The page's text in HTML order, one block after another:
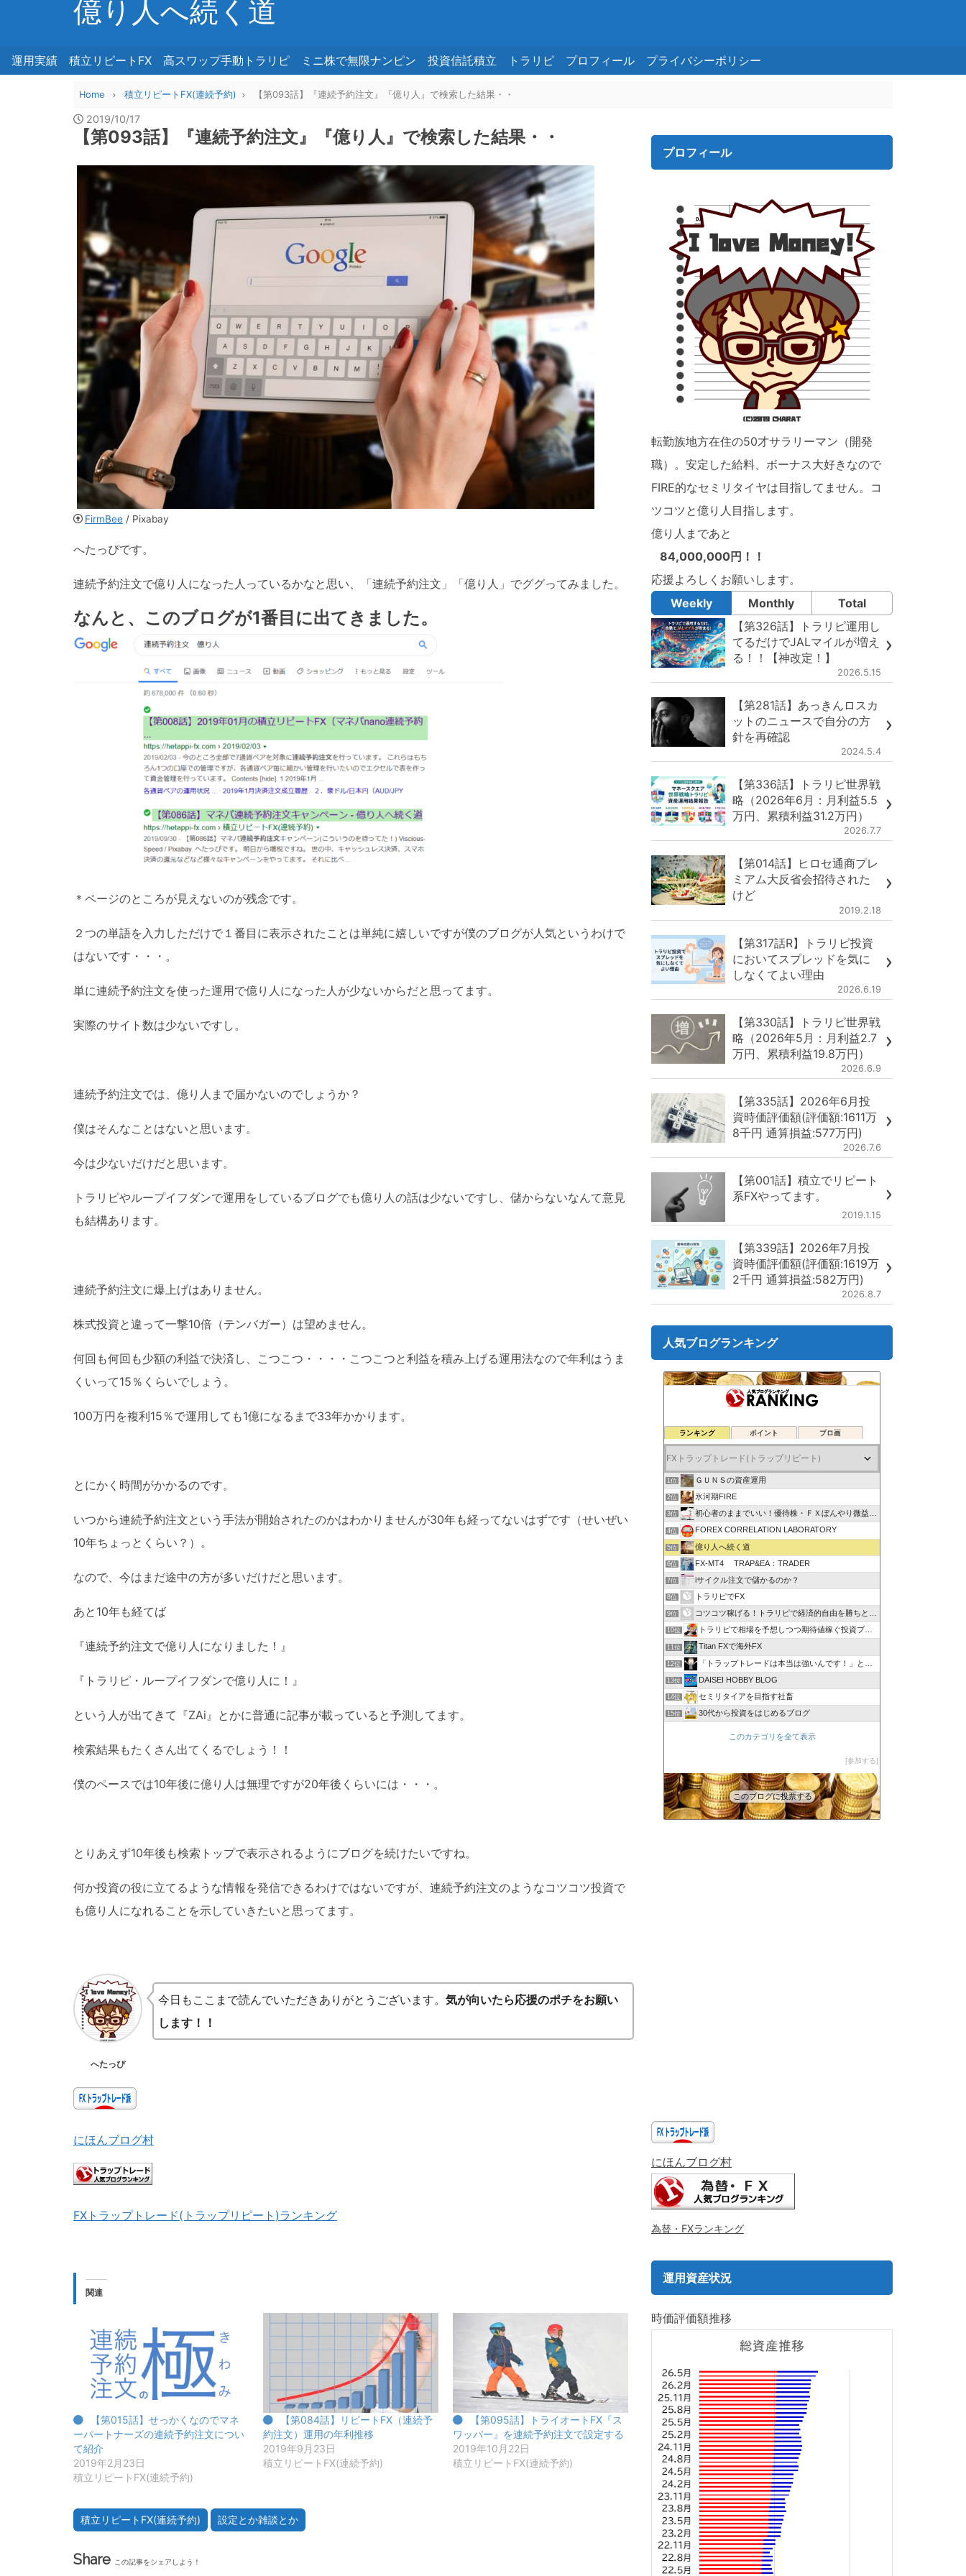
億り人へ続く道
運用実績 積立リピートFX 高スワップ手動トラリピ ミニ株で無限ナンピン 投資信託積立 トラリピ プロフィール プライバシーポリシー
Home 積立リピートFX(連続予約) 【第093話】『連続予約注文』『億り人』で検索した結果・・
2019/10/17
【第093話】『連続予約注文』『億り人』で検索した結果・・
FirmBee / Pixabay
へたっぴです。
連続予約注文で億り人になった人っているかなと思い、「連続予約注文」「億り人」でググってみました。
なんと、このブログが1番目に出てきました。
＊ページのところが見えないのが残念です。
２つの単語を入力しただけで１番目に表示されたことは単純に嬉しいですが僕のブログが人気というわけで
はないです・・・。
単に連続予約注文を使った運用で億り人になった人が少ないからだと思ってます。
実際のサイト数は少ないですし。
連続予約注文では、億り人まで届かないのでしょうか？
僕はそんなことはないと思います。
今は少ないだけだと思います。
トラリピやループイフダンで運用をしているブログでも億り人の話は少ないですし、儲からないなんて意見
も結構あります。
連続予約注文に爆上げはありません。
株式投資と違って一撃10倍（テンバガー）は望めません。
何回も何回も少額の利益で決済し、こつこつ・・・・こつこつと利益を積み上げる運用法なので年利はうま
くいって15％くらいでしょう。
100万円を複利15％で運用しても1億になるまで33年かかります。
とにかく時間がかかるのです。
いつから連続予約注文という手法が開始されたのかはわかりませんが30年も経ってないはずです（せいぜい
10年ちょっとくらい？）。
なので、今はまだ途中の方が多いだけだと思います。
あと10年も経てば
『連続予約注文で億り人になりました！』
『トラリピ・ループイフダンで億り人に！』
という人が出てきて『ZAi』とかに普通に記事が載っていると予測してます。
検索結果もたくさん出てくるでしょう！！
僕のペースでは10年後に億り人は無理ですが20年後くらいには・・・。
とりあえず10年後も検索トップで表示されるようにブログを続けたいですね。
何か投資の役に立てるような情報を発信できるわけではないですが、連続予約注文のようなコツコツ投資で
も億り人になれることを示していきたいと思ってます。
へたっぴ
今日もここまで読んでいただきありがとうございます。 気が向いたら応援のポチをお願い
します！！
にほんブログ村
FXトラップトレード(トラップリピート)ランキング
関連
【第015話】せっかくなのでマネ
ーパートナーズの連続予約注文につい
て紹介
2019年2月23日
積立リピートFX(連続予約)
【第084話】リピートFX（連続予
約注文）運用の年利推移
2019年9月23日
積立リピートFX(連続予約)
【第095話】トライオートFX『ス
ワッパー』を連続予約注文で設定する
2019年10月22日
積立リピートFX(連続予約)
積立リピートFX(連続予約) 設定とか雑談とか
Share この記事をシェアしよう！
プロフィール
転勤族地方在住の50才サラリーマン（開発
職）。安定した給料、ボーナス大好きなので
FIRE的なセミリタイヤは目指してません。コ
ツコツと億り人目指します。
億り人まであと
84,000,000円！！
応援よろしくお願いします。
Weekly
Monthly
Total
【第326話】トラリピ運用し
てるだけでJALマイルが増え
る！！【神改定！】
2026.5.15
【第281話】あっきんロスカ
ットのニュースで自分の方
針を再確認
2024.5.4
【第336話】トラリピ世界戦
略（2026年6月：月利益5.5
万円、累積利益31.2万円）
2026.7.7
【第014話】ヒロセ通商プレ
ミアム大反省会招待された
けど
2019.2.18
【第317話R】トラリピ投資
においてスプレッドを気に
しなくてよい理由
2026.6.19
【第330話】トラリピ世界戦
略（2026年5月：月利益2.7
万円、累積利益19.8万円）
2026.6.9
【第335話】2026年6月投
資時価評価額(評価額:1611万
8千円 通算損益:577万円)
2026.7.6
【第001話】積立でリピート
系FXやってます。
2019.1.15
【第339話】2026年7月投
資時価評価額(評価額:1619万
2千円 通算損益:582万円)
2026.8.7
人気ブログランキング
ランキング ポイント ブロ画
1位 ＧＵＮＳの資産運用
2位 氷河期FIRE
3位 初心者のままでいい！優待株・ＦＸぼんやり微益ブログ
4位 FOREX CORRELATION LABORATORY
5位 億り人へ続く道
6位 FX-MT4 TRAP&EA：TRADER
7位 iサイクル注文で儲かるのか？
8位 トラリピでFX
9位 コツコツ稼げる！トラリピで経済的自由を勝ちとる方法
10位 トラリピで相場を予想しつつ期待値稼ぐ投資ブログ
11位 Titan FXで海外FX
12位 「トラップトレードは本当は強いんです！」と叫びたい。
13位 DAISEI HOBBY BLOG
14位 セミリタイアを目指す社畜
15位 30代から投資をはじめるブログ
このカテゴリを全て表示
参加する
このブログに投票する
にほんブログ村
為替・FXランキング
運用資産状況
時価評価額推移